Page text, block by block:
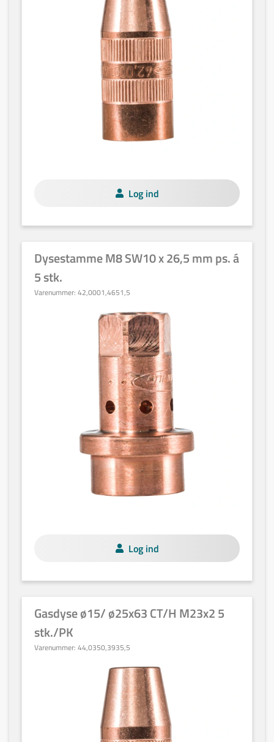
Log ind
Dysestamme M8 SW10 x 26,5 mm ps. á
5 stk.
Varenummer: 42,0001,4651,5
Log ind
Gasdyse ø15/ ø25x63 CT/H M23x2 5
stk./PK
Varenummer: 44,0350,3935,5